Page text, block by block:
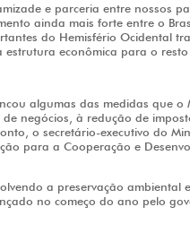
e parceria entre nossos
ainda mais forte entre o
do Hemisfério Ocidental
estrutura econômica para o
algumas das medidas que
negócios, à redução de
o secretário-executivo do
para a Cooperação e
a preservação
no começo do ano pelo